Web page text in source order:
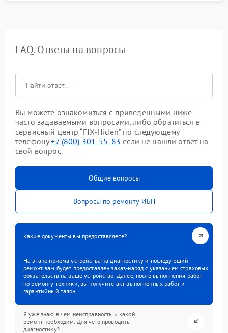
FAQ. Ответы на вопросы
Вы можете ознакомиться с приведенными ниже
часто задаваемыми вопросами, либо обратиться в
сервисный центр “FIX-Hiden” по следующему
телефону+7 (800) 301-55-83 если не нашли ответ на
свой вопрос.
Общие вопросы
Вопросы по ремонту ИБП
Какие документы вы предоставляете?
На этапе приема устройства на диагностику и последующий
ремонт вам будет предоставлен заказ-наряд с указанием страховых
обязательств на ваше устройство. Далее, после выполнения работ
по ремонту техники, вы получите акт выполненных работ и
гарантийный талон.
Я уже знаю в чем неисправность и какой
ремонт необходим. Для чего проводить
диагностику?